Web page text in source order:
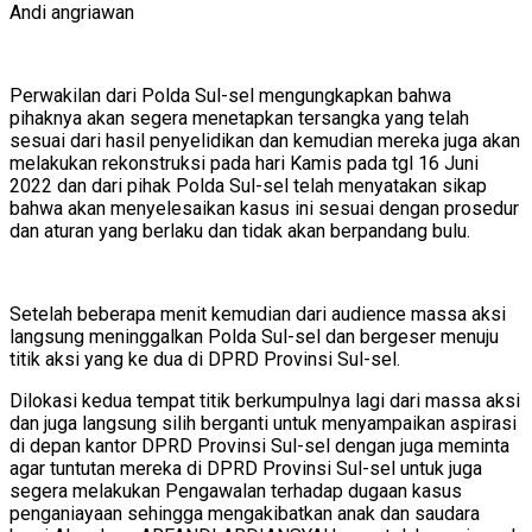
Andi angriawan
Perwakilan dari Polda Sul-sel mengungkapkan bahwa
pihaknya akan segera menetapkan tersangka yang telah
sesuai dari hasil penyelidikan dan kemudian mereka juga akan
melakukan rekonstruksi pada hari Kamis pada tgl 16 Juni
2022 dan dari pihak Polda Sul-sel telah menyatakan sikap
bahwa akan menyelesaikan kasus ini sesuai dengan prosedur
dan aturan yang berlaku dan tidak akan berpandang bulu.
Setelah beberapa menit kemudian dari audience massa aksi
langsung meninggalkan Polda Sul-sel dan bergeser menuju
titik aksi yang ke dua di DPRD Provinsi Sul-sel.
Dilokasi kedua tempat titik berkumpulnya lagi dari massa aksi
dan juga langsung silih berganti untuk menyampaikan aspirasi
di depan kantor DPRD Provinsi Sul-sel dengan juga meminta
agar tuntutan mereka di DPRD Provinsi Sul-sel untuk juga
segera melakukan Pengawalan terhadap dugaan kasus
penganiayaan sehingga mengakibatkan anak dan saudara